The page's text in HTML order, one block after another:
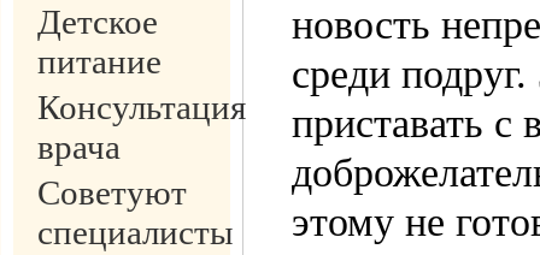
Детское
питание
Консультация
врача
Советуют
специалисты
новость
среди
приставать с
этому не